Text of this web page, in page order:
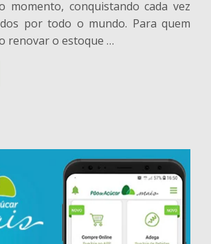
momento, conquistando cada vez
por todo o mundo. Para quem
renovar o estoque …